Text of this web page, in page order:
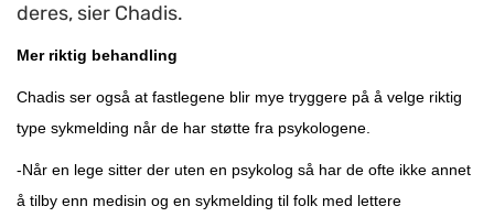
deres, sier Chadis.
Mer riktig behandling
Chadis ser også at fastlegene blir mye tryggere på å velge riktig
type sykmelding når de har støtte fra psykologene.
-Når en lege sitter der uten en psykolog så har de ofte ikke annet
å tilby enn medisin og en sykmelding til folk med lettere